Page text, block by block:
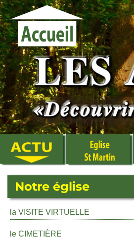
Notre église
la VISITE VIRTUELLE
le CIMETIÈRE